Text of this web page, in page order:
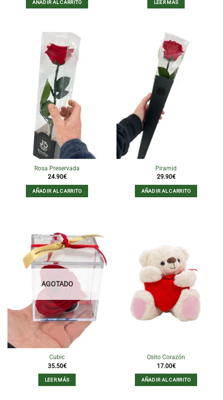
AÑADIR AL CARRITO LEER MÁS
Rosa Preservada
24.90€
AÑADIR AL CARRITO
Piramid
29.90€
AÑADIR AL CARRITO
AGOTADO
Cubic
35.50€
LEER MÁS
Osito Corazón
17.00€
AÑADIR AL CARRITO